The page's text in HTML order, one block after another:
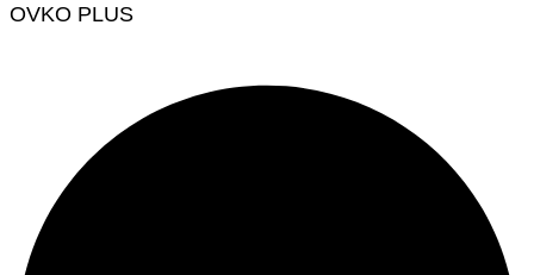
OVKO PLUS